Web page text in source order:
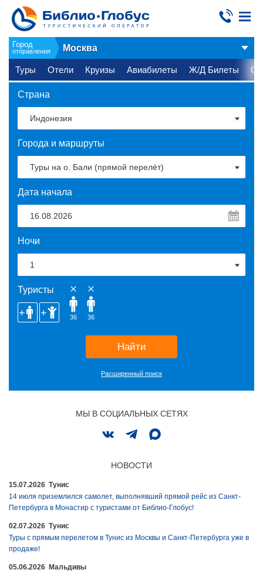
Город
отправления Москва
Туры Отели Круизы Авиабилеты Ж/Д Билеты
Страна
Города и маршруты
Дата начала
Ночи
Туристы
36 36
Найти
Расширенный поиск
МЫ В СОЦИАЛЬНЫХ СЕТЯХ
НОВОСТИ
15.07.2026 Тунис
14 июля приземлился самолет, выполнявший прямой рейс из Санкт-
Петербурга в Монастир с туристами от Библио-Глобус!
02.07.2026 Тунис
Туры с прямым перелетом в Тунис из Москвы и Санкт-Петербурга уже в
продаже!
05.06.2026 Мальдивы